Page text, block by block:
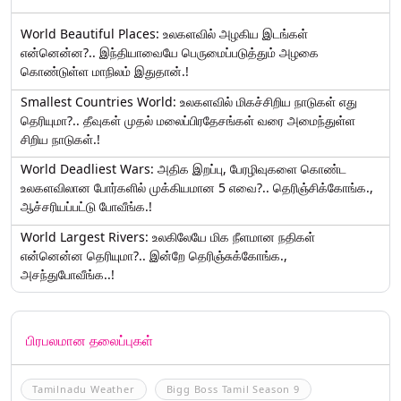
World Beautiful Places: உலகளவில் அழகிய இடங்கள்
என்னென்ன?.. இந்தியாவையே பெருமைப்படுத்தும் அழகை
கொண்டுள்ள மாநிலம் இதுதான்.!
Smallest Countries World: உலகளவில் மிகச்சிறிய நாடுகள் எது
தெரியுமா?.. தீவுகள் முதல் மலைப்பிரதேசங்கள் வரை அமைந்துள்ள
சிறிய நாடுகள்.!
World Deadliest Wars: அதிக இறப்பு, பேரழிவுகளை கொண்ட
உலகளவிலான போர்களில் முக்கியமான 5 எவை?.. தெரிஞ்சிக்கோங்க.,
ஆச்சரியப்பட்டு போவீங்க.!
World Largest Rivers: உலகிலேயே மிக நீளமான நதிகள்
என்னென்ன தெரியுமா?.. இன்றே தெரிஞ்சுக்கோங்க.,
அசந்துபோவீங்க..!
பிரபலமான தலைப்புகள்
Tamilnadu Weather Bigg Boss Tamil Season 9